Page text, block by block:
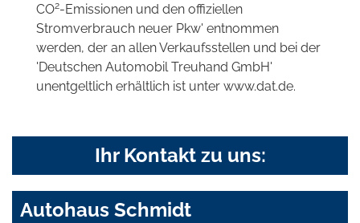
CO2-Emissionen und den offiziellen
Stromverbrauch neuer Pkw' entnommen
werden, der an allen Verkaufsstellen und bei der
'Deutschen Automobil Treuhand GmbH'
unentgeltlich erhältlich ist unter www.dat.de.
Ihr Kontakt zu uns:
Autohaus Schmidt